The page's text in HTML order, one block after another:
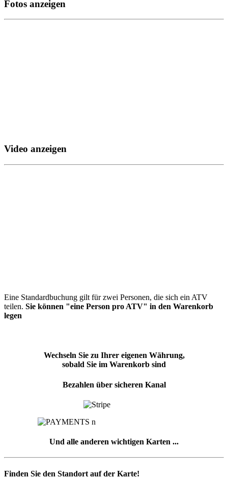
Fotos anzeigen
Video anzeigen
Eine Standardbuchung gilt für zwei Personen, die sich ein ATV
teilen. Sie können "eine Person pro ATV" in den Warenkorb
legen
Wechseln Sie zu Ihrer eigenen Währung,
sobald Sie im Warenkorb sind
Bezahlen über sicheren Kanal
Und alle anderen wichtigen Karten ...
Finden Sie den Standort auf der Karte!